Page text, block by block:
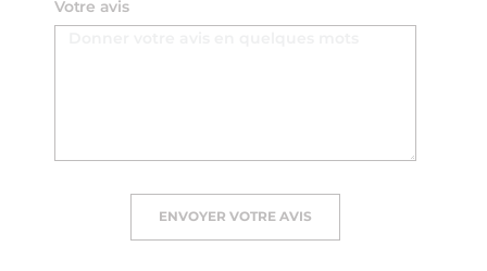
Votre avis
ENVOYER VOTRE AVIS